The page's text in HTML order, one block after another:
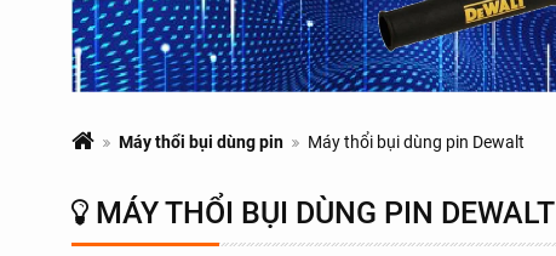
Máy thổi bụi dùng pin Máy thổi bụi dùng pin Dewalt
MÁY THỔI BỤI DÙNG PIN DEWALT